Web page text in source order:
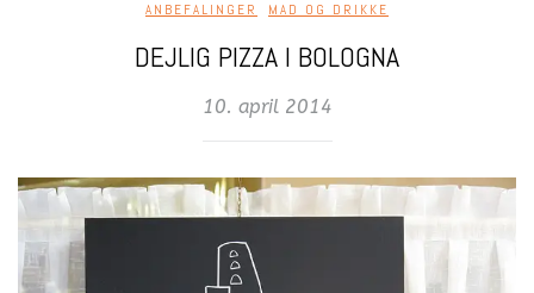
ANBEFALINGER MAD OG DRIKKE
DEJLIG PIZZA I BOLOGNA
10. april 2014